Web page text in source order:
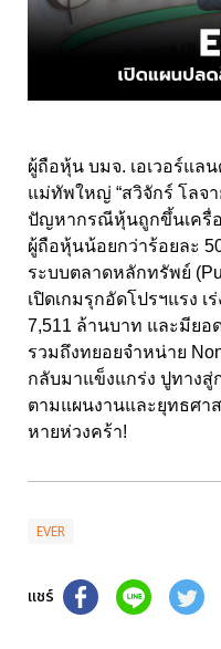
ผู้ถือหุ้น บมจ. เอเวอร์แล
แม่ทัพใหญ่ “สวิจักร์ โลจ
ปัญหากรณีหุ้นถูกขึ้นเครื่อ
ผู้ถือหุ้นน้อยกว่าร้อยละ
ระบบตลาดหลักทรัพย์
เปิดเกมรุกอัดโปรฯแรง
7,511 ล้านบาท และมีย
รวมถึงทยอยจำหน่าย
กลับมาแข็งแกร่ง ปูทางสู่
ตามแผนงานและยุทธศา
หายห่วงคร้า!
EVER
แชร์